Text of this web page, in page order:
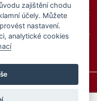
povinen vystavit
tržbu u správce daně
pak nejpozději do 48
osobních údajů
řízení
zajištění chodu
účely. Můžete
nastavení.
analytické cookies